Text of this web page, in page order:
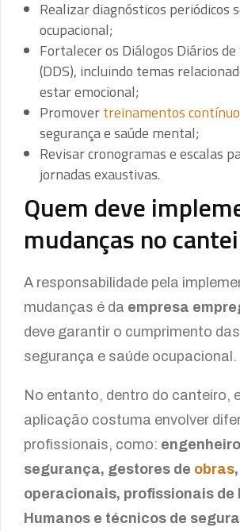
Realizar diagnósticos periódicos
ocupacional;
Fortalecer os Diálogos Diários de
(DDS), incluindo temas
estar emocional;
Promovertreinamentos
segurança e saúde mental;
Revisar cronogramas e escalas
jornadas exaustivas.
Quem deve
mudanças no
A responsabilidade pela
mudanças é da empresa
deve garantir o cumprimento
segurança e saúde ocupacional.
No entanto, dentro do canteiro,
aplicação costuma envolver
profissionais, como:
segurança, gestores de obras
operacionais, profissionais de
Humanos e técnicos de